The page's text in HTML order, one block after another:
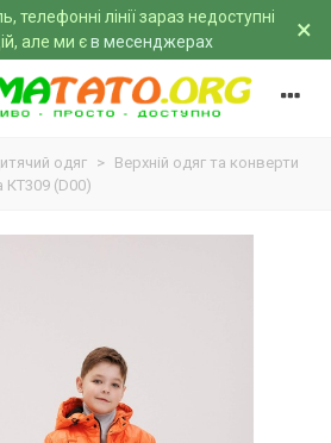
телефонні лінії зараз недоступні
але ми єв месенджерах ×
одяг > Верхній одяг та конверти
КТ309 (D00)